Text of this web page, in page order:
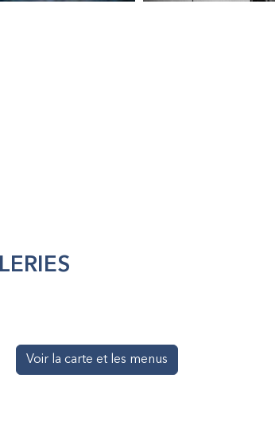
Voir la carte et les menus